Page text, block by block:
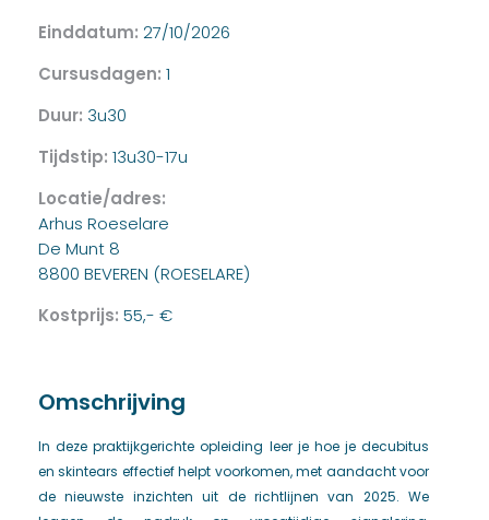
Einddatum: 27/10/2026
Cursusdagen: 1
Duur: 3u30
Tijdstip: 13u30-17u
Locatie/adres:
Arhus Roeselare
De Munt 8
8800 BEVEREN (ROESELARE)
Kostprijs: 55,- €
Omschrijving
In deze praktijkgerichte opleiding leer je hoe je decubitus
en skintears effectief helpt voorkomen, met aandacht voor
de nieuwste inzichten uit de richtlijnen van 2025. We